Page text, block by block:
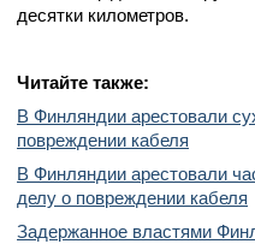
десятки километров.
Читайте также:
В Финляндии арестовали
повреждении кабеля
В Финляндии арестовали
делу о повреждении кабеля
Задержанное властями